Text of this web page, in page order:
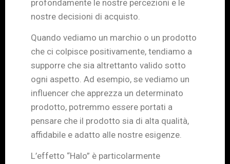
profondamente le nostre percezioni e le
nostre decisioni di acquisto.
Quando vediamo un marchio o un prodotto
che ci colpisce positivamente, tendiamo a
supporre che sia altrettanto valido sotto
ogni aspetto. Ad esempio, se vediamo un
influencer che apprezza un determinato
prodotto, potremmo essere portati a
pensare che il prodotto sia di alta qualità,
affidabile e adatto alle nostre esigenze.
L’effetto “Halo” è particolarmente